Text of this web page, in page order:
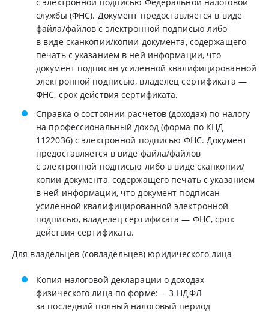
с электронной подписью Федеральной налоговой
службы (ФНС). Документ предоставляется в виде
файла/файлов с электронной подписью либо
в виде сканкопии/копии документа, содержащего
печать с указанием в ней информации, что
документ подписан усиленной квалифицированной
электронной подписью, владелец сертификата —
ФНС, срок действия сертификата.
Справка о состоянии расчетов (доходах) по налогу
на профессиональный доход (форма по КНД
1122036) с электронной подписью ФНС. Документ
предоставляется в виде файла/файлов
с электронной подписью либо в виде сканкопии/
копии документа, содержащего печать с указанием
в ней информации, что документ подписан
усиленной квалифицированной электронной
подписью, владелец сертификата — ФНС, срок
действия сертификата.
Для владельцев (совладельцев) юридического лица
Копия налоговой декларации о доходах
физического лица по форме:— 3-НДФЛ
за последний полный налоговый период